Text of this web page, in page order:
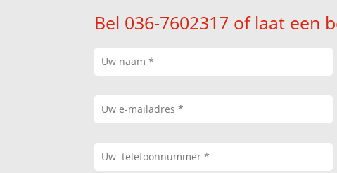
Bel 036-7602317 of laat een